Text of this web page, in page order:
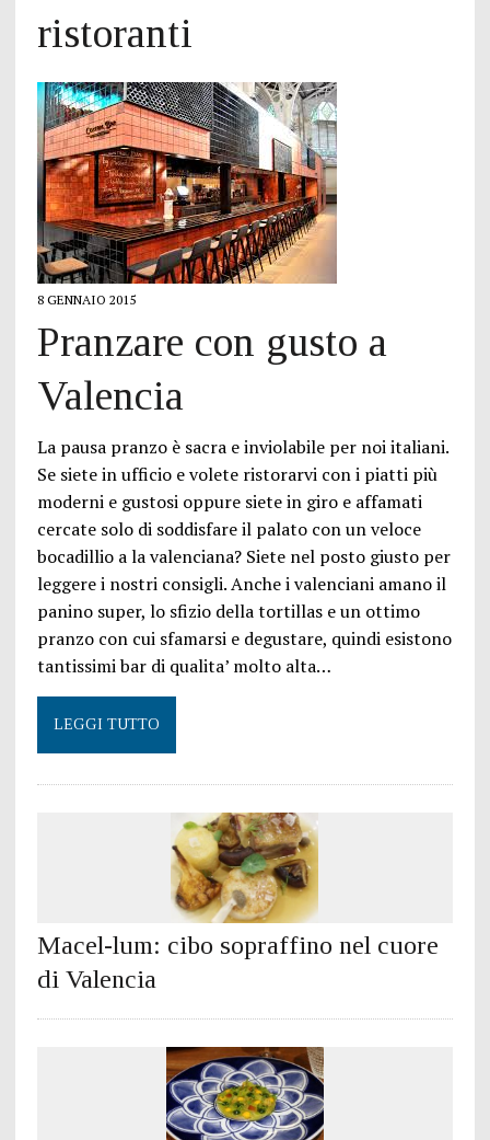
ristoranti
8 GENNAIO 2015
Pranzare con gusto a
Valencia
La pausa pranzo è sacra e inviolabile per noi italiani.
Se siete in ufficio e volete ristorarvi con i piatti più
moderni e gustosi oppure siete in giro e affamati
cercate solo di soddisfare il palato con un veloce
bocadillio a la valenciana? Siete nel posto giusto per
leggere i nostri consigli. Anche i valenciani amano il
panino super, lo sfizio della tortillas e un ottimo
pranzo con cui sfamarsi e degustare, quindi esistono
tantissimi bar di qualita’ molto alta…
LEGGI TUTTO
Macel-lum: cibo sopraffino nel cuore
di Valencia